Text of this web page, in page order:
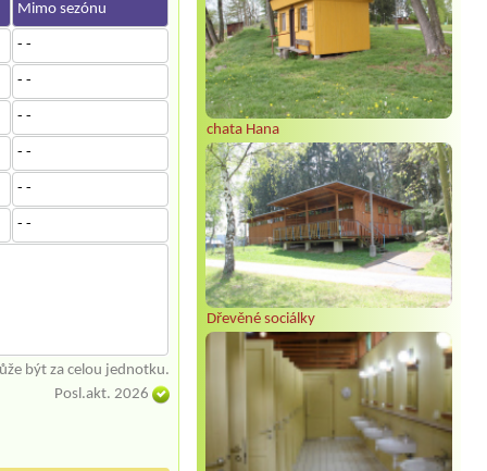
chata Hana
Dřevěné sociálky
Mimo sezónu
- -
- -
- -
- -
- -
- -
být za celou jednotku.
Posl.akt. 2026